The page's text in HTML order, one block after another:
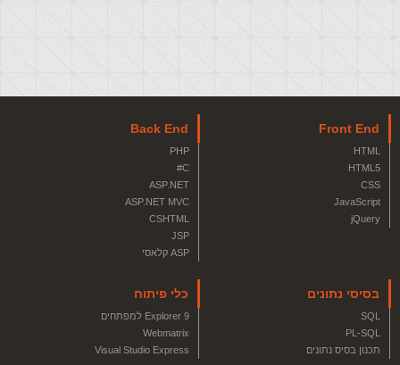
Front End
HTML
HTML5
CSS
JavaScript
jQuery
Back End
PHP
C#
ASP.NET
ASP.NET MVC
CSHTML
JSP
ASP קלאסי
בסיסי נתונים
SQL
PL-SQL
תכנון בסיס נתונים
כלי פיתוח
Explorer 9 למפתחים
Webmatrix
Visual Studio Express